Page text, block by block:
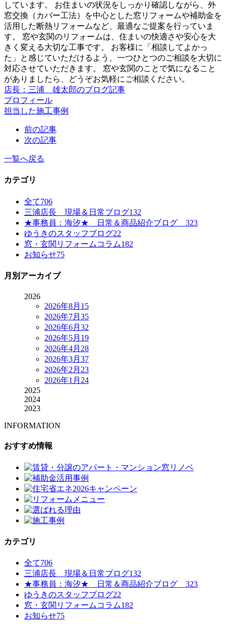
しています。 お住まいの状況をしっかり確認しながら、外
窓交換（カバー工法）を中心とした窓リフォームや補助金を
活用した断熱リフォームなど、最適なご提案を行っていま
す。 窓や玄関のリフォームは、住まいの快適さや安心を大
きく変える大切な工事です。 お客様に「相談してよかっ
た」と感じていただけるよう、一つひとつのご相談を大切に
対応させていただきます。 窓や玄関のことで気になること
がありましたら、どうぞお気軽にご相談ください。
店長：三浦 雄太郎のブログ記事
プロフィール
担当した施工事例
前の記事
次の記事
一覧へ戻る
カテゴリ
全て706
三浦店長 現場＆日常ブログ132
★事務員：海汐★ 日常＆商品紹介ブログ 323
ゆうきのスタッフブログ22
窓・玄関リフォームコラム182
お知らせ75
月別アーカイブ
2026
2026年8月 15
2026年7月 35
2026年6月 32
2026年5月 19
2026年4月 28
2026年3月 37
2026年2月 23
2026年1月 24
2025
2024
2023
INFORMATION
おすすめ情報
カテゴリ
全て706
三浦店長 現場＆日常ブログ132
★事務員：海汐★ 日常＆商品紹介ブログ 323
ゆうきのスタッフブログ22
窓・玄関リフォームコラム182
お知らせ75